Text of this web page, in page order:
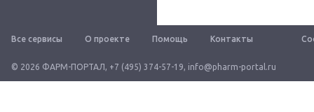
Все сервисы О проекте Помощь Контакты
© 2026 ФАРМ-ПОРТАЛ, +7 (495) 374-57-19, info@pharm-portal.ru